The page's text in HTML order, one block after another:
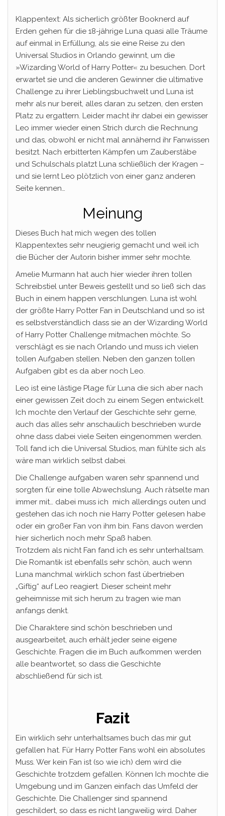
Klappentext: Als sicherlich größter Booknerd auf
Erden gehen für die 18-jährige Luna quasi alle Träume
auf einmal in Erfüllung, als sie eine Reise zu den
Universal Studios in Orlando gewinnt, um die
»Wizarding World of Harry Potter« zu besuchen. Dort
erwartet sie und die anderen Gewinner die ultimative
Challenge zu ihrer Lieblingsbuchwelt und Luna ist
mehr als nur bereit, alles daran zu setzen, den ersten
Platz zu ergattern. Leider macht ihr dabei ein gewisser
Leo immer wieder einen Strich durch die Rechnung
und das, obwohl er nicht mal annähernd ihr Fanwissen
besitzt. Nach erbitterten Kämpfen um Zauberstäbe
und Schulschals platzt Luna schließlich der Kragen –
und sie lernt Leo plötzlich von einer ganz anderen
Seite kennen…
Meinung
Dieses Buch hat mich wegen des tollen
Klappentextes sehr neugierig gemacht und weil ich
die Bücher der Autorin bisher immer sehr mochte.
Amelie Murmann hat auch hier wieder ihren tollen
Schreibstiel unter Beweis gestellt und so ließ sich das
Buch in einem happen verschlungen. Luna ist wohl
der größte Harry Potter Fan in Deutschland und so ist
es selbstverständlich dass sie an der Wizarding World
of Harry Potter Challenge mitmachen möchte. So
verschlägt es sie nach Orlando und muss ich vielen
tollen Aufgaben stellen. Neben den ganzen tollen
Aufgaben gibt es da aber noch Leo.
Leo ist eine lästige Plage für Luna die sich aber nach
einer gewissen Zeit doch zu einem Segen entwickelt.
Ich mochte den Verlauf der Geschichte sehr gerne,
auch das alles sehr anschaulich beschrieben wurde
ohne dass dabei viele Seiten eingenommen werden.
Toll fand ich die Universal Studios, man fühlte sich als
wäre man wirklich selbst dabei.
Die Challenge aufgaben waren sehr spannend und
sorgten für eine tolle Abwechslung. Auch rätselte man
immer mit… dabei muss ich mich allerdings outen und
gestehen das ich noch nie Harry Potter gelesen habe
oder ein großer Fan von ihm bin. Fans davon werden
hier sicherlich noch mehr Spaß haben.
Trotzdem als nicht Fan fand ich es sehr unterhaltsam.
Die Romantik ist ebenfalls sehr schön, auch wenn
Luna manchmal wirklich schon fast übertrieben
„Giftig“ auf Leo reagiert. Dieser scheint mehr
geheimnisse mit sich herum zu tragen wie man
anfangs denkt.
Die Charaktere sind schön beschrieben und
ausgearbeitet, auch erhält jeder seine eigene
Geschichte. Fragen die im Buch aufkommen werden
alle beantwortet, so dass die Geschichte
abschließend für sich ist.
Fazit
Ein wirklich sehr unterhaltsames buch das mir gut
gefallen hat. Für Harry Potter Fans wohl ein absolutes
Muss. Wer kein Fan ist (so wie ich) dem wird die
Geschichte trotzdem gefallen. Können Ich mochte die
Umgebung und im Ganzen einfach das Umfeld der
Geschichte. Die Challenger sind spannend
geschildert, so dass es nicht langweilig wird. Daher